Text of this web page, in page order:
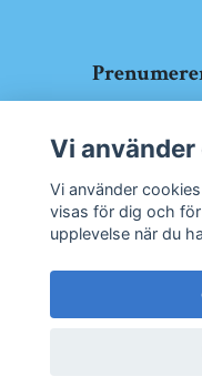
©
Vi
Vi använder
visas för dig och
upplevelse när du